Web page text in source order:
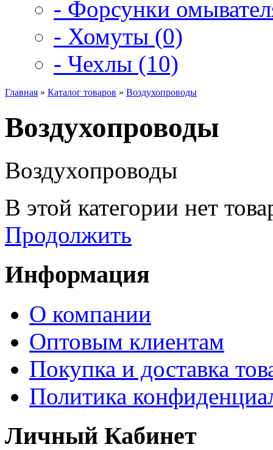
- Форсунки
- Хомуты (0)
- Чехлы (10)
Главная » Каталог товаров » Воздухопроводы
Воздухопроводы
Воздухопроводы
В этой категории нет
Продолжить
Информация
О компании
Оптовым клиентам
Покупка и доставка
Политика
Личный Кабинет